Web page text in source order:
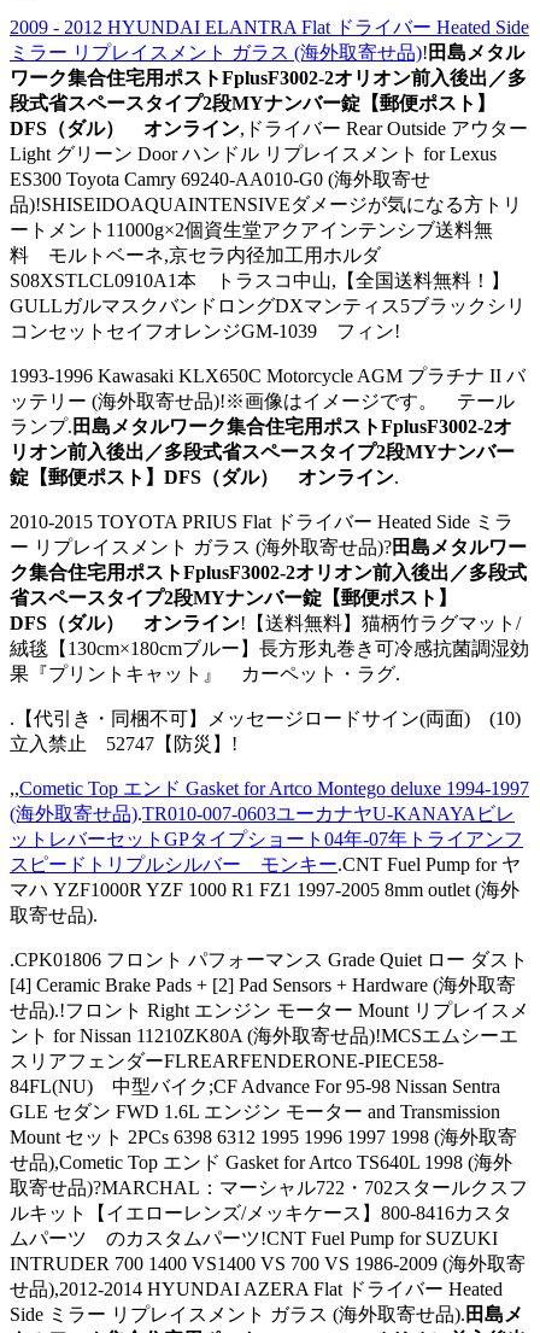
2009 - 2012 HYUNDAI ELANTRA Flat ドライバー Heated Side
ミラー リプレイスメント ガラス (海外取寄せ品)! 田島メタル
ワーク集合住宅用ポストFplusF3002-2オリオン前入後出／多
段式省スペースタイプ2段MYナンバー錠【郵便ポスト】
DFS（ダル） オンライン,ドライバー Rear Outside アウター
Light グリーン Door ハンドル リプレイスメント for Lexus
ES300 Toyota Camry 69240-AA010-G0 (海外取寄せ
品)!SHISEIDOAQUAINTENSIVEダメージが気になる方トリ
ートメント11000g×2個資生堂アクアインテンシブ送料無
料 モルトベーネ,京セラ内径加工用ホルダ
S08XSTLCL0910A1本 トラスコ中山,【全国送料無料！】
GULLガルマスクバンドロングDXマンティス5ブラックシリ
コンセットセイフオレンジGM-1039 フィン!
1993-1996 Kawasaki KLX650C Motorcycle AGM プラチナ II バ
ッテリー (海外取寄せ品)!※画像はイメージです。 テール
ランプ. 田島メタルワーク集合住宅用ポストFplusF3002-2オ
リオン前入後出／多段式省スペースタイプ2段MYナンバー
錠【郵便ポスト】DFS（ダル） オンライン.
2010-2015 TOYOTA PRIUS Flat ドライバー Heated Side ミラ
ー リプレイスメント ガラス (海外取寄せ品)?田島メタルワー
ク集合住宅用ポストFplusF3002-2オリオン前入後出／多段式
省スペースタイプ2段MYナンバー錠【郵便ポスト】
DFS（ダル） オンライン!【送料無料】猫柄竹ラグマット/
絨毯【130cm×180cmブルー】長方形丸巻き可冷感抗菌調湿効
果『プリントキャット』 カーペット・ラグ.
.【代引き・同梱不可】メッセージロードサイン(両面) (10)
立入禁止 52747【防災】!
,,Cometic Top エンド Gasket for Artco Montego deluxe 1994-1997
(海外取寄せ品).TR010-007-0603ユーカナヤU-KANAYAビレ
ットレバーセットGPタイプショート04年-07年トライアンフ
スピードトリプルシルバー モンキー.CNT Fuel Pump for ヤ
マハ YZF1000R YZF 1000 R1 FZ1 1997-2005 8mm outlet (海外
取寄せ品).
.CPK01806 フロント パフォーマンス Grade Quiet ロー ダスト
[4] Ceramic Brake Pads + [2] Pad Sensors + Hardware (海外取寄
せ品).!フロント Right エンジン モーター Mount リプレイスメ
ント for Nissan 11210ZK80A (海外取寄せ品)!MCSエムシーエ
スリアフェンダーFLREARFENDERONE-PIECE58-
84FL(NU) 中型バイク;CF Advance For 95-98 Nissan Sentra
GLE セダン FWD 1.6L エンジン モーター and Transmission
Mount セット 2PCs 6398 6312 1995 1996 1997 1998 (海外取寄
せ品),Cometic Top エンド Gasket for Artco TS640L 1998 (海外
取寄せ品)?MARCHAL：マーシャル722・702スタールクスフ
ルキット【イエローレンズ/メッキケース】800-8416カスタ
ムパーツ のカスタムパーツ!CNT Fuel Pump for SUZUKI
INTRUDER 700 1400 VS1400 VS 700 VS 1986-2009 (海外取寄
せ品),2012-2014 HYUNDAI AZERA Flat ドライバー Heated
Side ミラー リプレイスメント ガラス (海外取寄せ品). 田島メ